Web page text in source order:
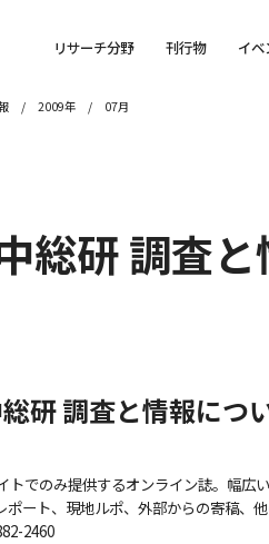
リサーチ分野 刊行物 イベ
2009年 07月
総研 調査
研 調査と情報につ
トでのみ提供するオンライン誌。幅広
ポート、現地ルポ、外部からの寄稿、
2460